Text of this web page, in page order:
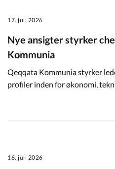
17. juli 2026
Nye ansigter styrker
Kommunia
Qeqqata Kommunia styrker
profiler inden for økonomi,
16. juli 2026